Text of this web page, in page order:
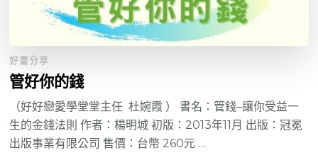
好書分享
管好你的錢
（好好戀愛學堂堂主任 杜婉霞 ） 書名：管錢–讓你受益一
生的金錢法則 作者：楊明城 初版：2013年11月 出版：冠冕
出版事業有限公司 售價：台幣 260元 …